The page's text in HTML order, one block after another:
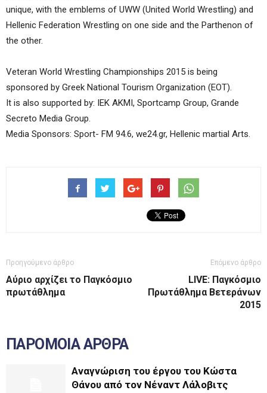
unique, with the emblems of UWW (United World Wrestling) and
Hellenic Federation Wrestling on one side and the Parthenon of
the other.
Veteran World Wrestling Championships 2015 is being
sponsored by Greek National Tourism Organization (EOT).
It is also supported by: ΙΕΚ ΑΚΜΙ, Sportcamp Group, Grande
Secreto Media Group.
Media Sponsors: Sport- FM 94.6, we24.gr, Hellenic martial Arts.
Προηγούμενο άρθρο
Αύριο αρχίζει το Παγκόσμιο
πρωτάθλημα
Επόμενο άρθρο
LIVE: Παγκόσμιο
Πρωτάθλημα Βετεράνων
2015
ΠΑΡΟΜΟΙΑ ΑΡΘΡΑ
Αναγνώριση του έργου του Κώστα
Θάνου από τον Νέναντ Λάλοβιτς